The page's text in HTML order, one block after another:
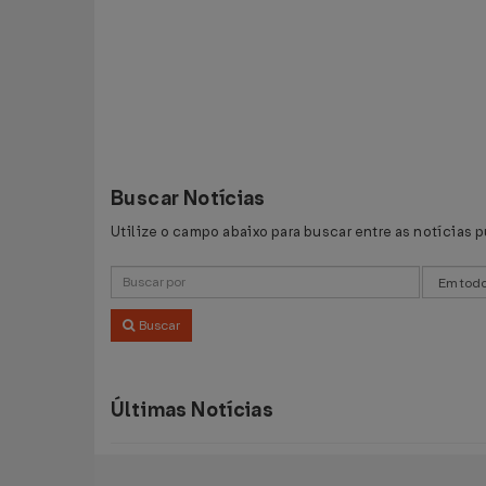
Buscar Notícias
Utilize o campo abaixo para buscar entre as notícias
Buscar
Últimas Notícias